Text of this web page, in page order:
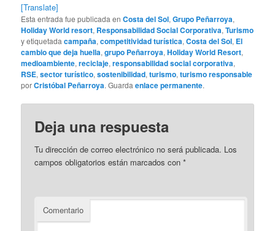
[Translate]
Esta entrada fue publicada enCosta del Sol,Grupo Peñarroya,
Holiday World resort, Responsabilidad Social Corporativa,Turismo
y etiquetadacampaña,competitividad turística,Costa del Sol, El
cambio que deja huella,grupo Peñarroya,Holiday World Resort,
medioambiente,reciclaje,responsabilidad social corporativa,
RSE,sector turístico,sostenibilidad,turismo,turismo responsable
porCristóbal Peñarroya. Guardaenlace permanente.
Deja una respuesta
Tu dirección de correo electrónico no será publicada. Los
campos obligatorios están marcados con*
Comentario